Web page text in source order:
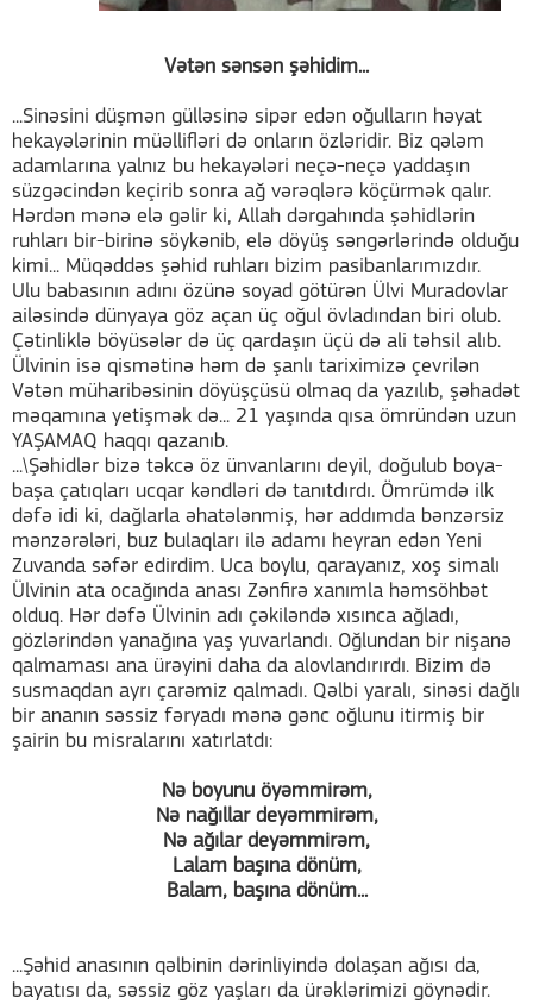
Vətən sənsən şəhidim...
...Sinəsini düşmən gülləsinə sipər edən oğulların həyat
hekayələrinin müəllifləri də onların özləridir. Biz qələm
adamlarına yalnız bu hekayələri neçə-neçə yaddaşın
süzgəcindən keçirib sonra ağ vərəqlərə köçürmək qalır.
Hərdən mənə elə gəlir ki, Allah dərgahında şəhidlərin
ruhları bir-birinə söykənib, elə döyüş səngərlərində olduğu
kimi... Müqəddəs şəhid ruhları bizim pasibanlarımızdır.
Ulu babasının adını özünə soyad götürən Ülvi Muradovlar
ailəsində dünyaya göz açan üç oğul övladından biri olub.
Çətinliklə böyüsələr də üç qardaşın üçü də ali təhsil alıb.
Ülvinin isə qismətinə həm də şanlı tariximizə çevrilən
Vətən müharibəsinin döyüşçüsü olmaq da yazılıb, şəhadət
məqamına yetişmək də... 21 yaşında qısa ömründən uzun
YAŞAMAQ haqqı qazanıb.
...\Şəhidlər bizə təkcə öz ünvanlarını deyil, doğulub boya-
başa çatıqları ucqar kəndləri də tanıtdırdı. Ömrümdə ilk
dəfə idi ki, dağlarla əhatələnmiş, hər addımda bənzərsiz
mənzərələri, buz bulaqları ilə adamı heyran edən Yeni
Zuvanda səfər edirdim. Uca boylu, qarayanız, xoş simalı
Ülvinin ata ocağında anası Zənfirə xanımla həmsöhbət
olduq. Hər dəfə Ülvinin adı çəkiləndə xısınca ağladı,
gözlərindən yanağına yaş yuvarlandı. Oğlundan bir nişanə
qalmaması ana ürəyini daha da alovlandırırdı. Bizim də
susmaqdan ayrı çarəmiz qalmadı. Qəlbi yaralı, sinəsi dağlı
bir ananın səssiz fəryadı mənə gənc oğlunu itirmiş bir
şairin bu misralarını xatırlatdı:
Nə boyunu öyəmmirəm,
Nə nağıllar deyəmmirəm,
Nə ağılar deyəmmirəm,
Lalam başına dönüm,
Balam, başına dönüm...
...Şəhid anasının qəlbinin dərinliyində dolaşan ağısı da,
bayatısı da, səssiz göz yaşları da ürəklərimizi göynədir.